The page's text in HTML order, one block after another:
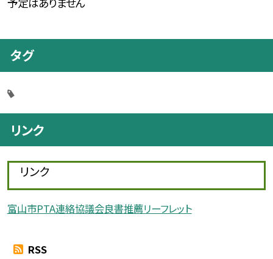
タグ
リンク
リンク
富山市PTA連絡協議会良書推薦リーフレット
RSS